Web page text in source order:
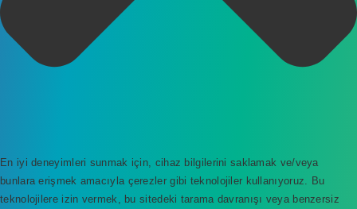
En iyi deneyimleri sunmak için, cihaz bilgilerini saklamak ve/veya
bunlara erişmek amacıyla çerezler gibi teknolojiler kullanıyoruz. Bu
teknolojilere izin vermek, bu sitedeki tarama davranışı veya benzersiz